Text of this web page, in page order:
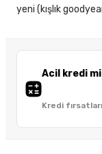
Acil kredi mi
Kredi
yeni (kışlık